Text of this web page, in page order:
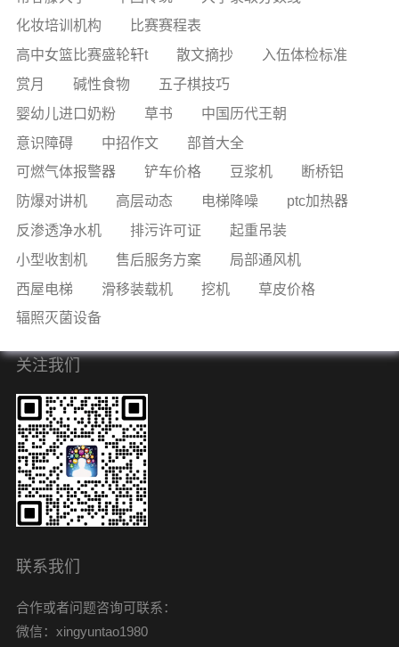
化妆培训机构
比赛赛程表
高中女篮比赛盛轮轩t
散文摘抄
入伍体检标准
赏月
碱性食物
五子棋技巧
婴幼儿进口奶粉
草书
中国历代王朝
意识障碍
中招作文
部首大全
可燃气体报警器
铲车价格 豆浆机
断桥铝
防爆对讲机
高层动态 电梯降噪
ptc加热器
反渗透净水机
排污许可证
起重吊装
小型收割机
售后服务方案
局部通风机
西屋电梯
滑移装载机 挖机
草皮价格
辐照灭菌设备
关注我们
联系我们
合作或者问题咨询可联系：
微信：xingyuntao1980